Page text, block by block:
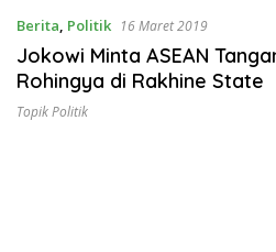
Berita, Politik 16 Maret 2019
Jokowi Minta ASEAN
Rohingya di Rakhine State
Topik Politik